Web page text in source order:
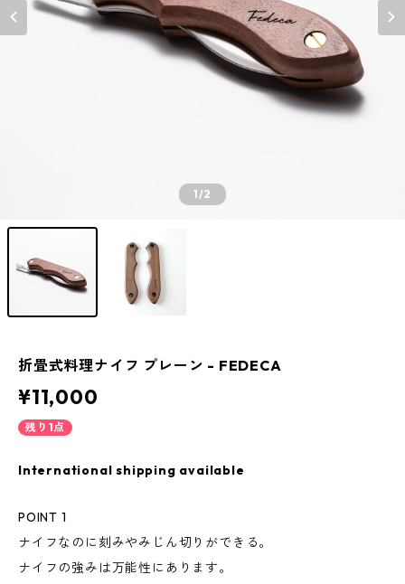
1/2
折畳式料理ナイフ プレーン - FEDECA
¥11,000
残り1点
International shipping available
POINT 1
ナイフなのに刻みやみじん切りができる。
ナイフの強みは万能性にあります。